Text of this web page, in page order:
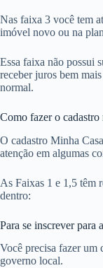
Nas faixa 3 você tem
imóvel novo ou na
Essa faixa não possui
receber juros bem
normal.
Como fazer o
O cadastro Minha
atenção em algumas
As Faixas 1 e 1,5 têm
dentro:
Para se inscrever para
Você precisa fazer um
governo local.